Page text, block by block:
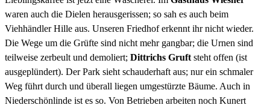
waren auch die Dielen herausgerissen; so sah es auch beim
Viehhändler Hille aus. Unseren Friedhof erkennt ihr nicht wieder.
Die Wege um die Grüfte sind nicht mehr gangbar; die Urnen sind
teilweise zerbeult und demoliert; Dittrichs Gruft steht offen (ist
ausgeplündert). Der Park sieht schauderhaft aus; nur ein schmaler
Weg führt durch und überall liegen umgestürzte Bäume. Auch in
Niederschönlinde ist es so. Von Betrieben arbeiten noch Kunert